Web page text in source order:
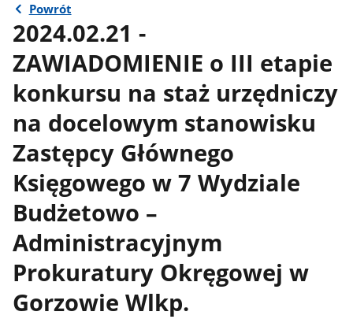
Powrót
2024.02.21 -
ZAWIADOMIENIE o III etapie
konkursu na staż urzędniczy
na docelowym stanowisku
Zastępcy Głównego
Księgowego w 7 Wydziale
Budżetowo –
Administracyjnym
Prokuratury Okręgowej w
Gorzowie Wlkp.